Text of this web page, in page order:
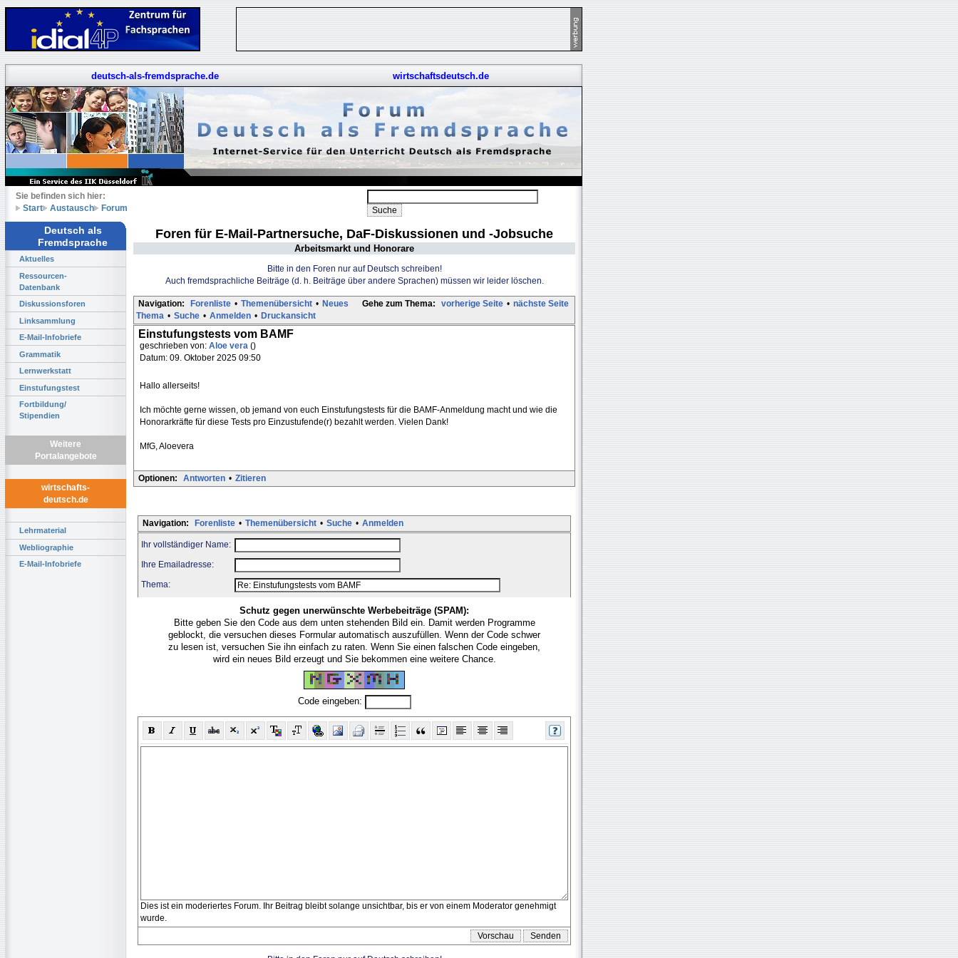
deutsch-als-fremdsprache.de wirtschaftsdeutsch.de
Sie befinden sich hier:
Start
Austausch Forum
Deutsch als
Fremdsprache
Aktuelles
Ressourcen-
Datenbank
Diskussionsforen
Linksammlung
E-Mail-Infobriefe
Grammatik
Lernwerkstatt
Einstufungstest
Fortbildung/
Stipendien
Weitere
Portalangebote
wirtschafts-
deutsch.de
Lehrmaterial
Webliographie
E-Mail-Infobriefe
Foren für E-Mail-Partnersuche, DaF-Diskussionen und -Jobsuche
Arbeitsmarkt und Honorare
Bitte in den Foren nur auf Deutsch schreiben!
Auch fremdsprachliche Beiträge (d. h. Beiträge über andere Sprachen) müssen wir leider löschen.
Gehe zum Thema: vorherige Seite • nächste Seite
Navigation: Forenliste • Themenübersicht • Neues
Thema • Suche • Anmelden • Druckansicht
Einstufungstests vom BAMF
geschrieben von: Aloe vera ()
Datum: 09. Oktober 2025 09:50
Hallo allerseits!
Ich möchte gerne wissen, ob jemand von euch Einstufungstests für die BAMF-Anmeldung macht und wie die
Honorarkräfte für diese Tests pro Einzustufende(r) bezahlt werden. Vielen Dank!
MfG, Aloevera
Optionen: Antworten • Zitieren
Navigation: Forenliste • Themenübersicht • Suche • Anmelden
Ihr vollständiger Name:
Ihre Emailadresse:
Thema:
Schutz gegen unerwünschte Werbebeiträge (SPAM):
Bitte geben Sie den Code aus dem unten stehenden Bild ein. Damit werden Programme
geblockt, die versuchen dieses Formular automatisch auszufüllen. Wenn der Code schwer
zu lesen ist, versuchen Sie ihn einfach zu raten. Wenn Sie einen falschen Code eingeben,
wird ein neues Bild erzeugt und Sie bekommen eine weitere Chance.
Code eingeben:
Dies ist ein moderiertes Forum. Ihr Beitrag bleibt solange unsichtbar, bis er von einem Moderator genehmigt
wurde.